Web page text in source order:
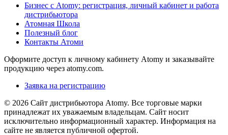
Бизнес с Atomy: регистрация, личный кабинет и работа
дистрибьютора
Атомная Школа
Полезный блог
Контакты Атоми
Оформите доступ к личному кабинету Atomy и заказывайте
продукцию через atomy.com.
Заявка на регистрацию
© 2026 Сайт дистрибьютора Atomy. Все торговые марки
принадлежат их уважаемым владельцам. Сайт носит
исключительно информационный характер. Информация на
сайте не является публичной офертой.